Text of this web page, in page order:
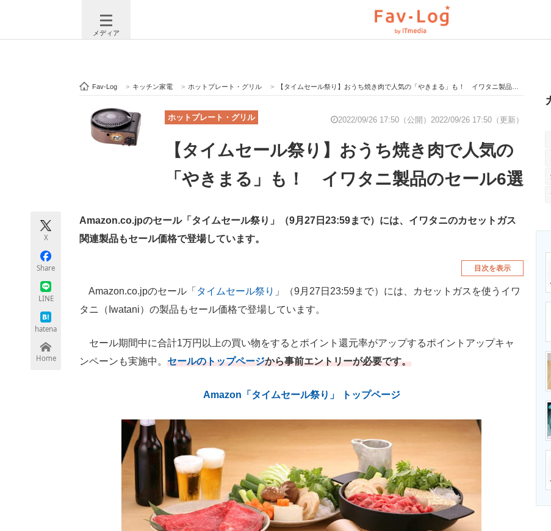
メディア
注目記事を集めた総合ページ ITの今と未来を見通す スマホと通信の最新トレンド 進化するPCとデバ
ビジネスと働き方のヒント AI活用のいまが分かる 企業ITのトレンドを詳説 経営リーダーのコ
エネルギーの専
Fav-Log > キッチン家電 > ホットプレート・グリル > 【タイムセール祭り】おうち焼き肉で人気の「やきまる」も！ イワタニ製品のセール6選
ホットプレート・グリル 2022/09/26 17:50（公開） 2022/09/26 17:50（更新）
【タイムセール祭り】おうち焼き肉で人気の
「やきまる」も！ イワタニ製品のセール6選
X
Share
LINE
hatena
Home
Amazon.co.jpのセール「タイムセール祭り」（9月27日23:59まで）には、イワタニのカセットガス
関連製品もセール価格で登場しています。
目次を表示
Amazon.co.jpのセール「 タイムセール祭り 」（9月27日23:59まで）には、カセットガスを使うイワ
タニ（Iwatani）の製品もセール価格で登場しています。
セール期間中に合計1万円以上の買い物をするとポイント還元率がアップするポイントアップキャ
ンペーンも実施中。 セールのトップページから事前エントリーが必要です。
Amazon「タイムセール祭り」 トップページ